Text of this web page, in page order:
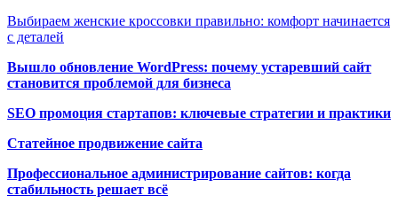
Выбираем женские кроссовки правильно: комфорт начинается
с деталей
Вышло обновление WordPress: почему устаревший сайт
становится проблемой для бизнеса
SEO промоция стартапов: ключевые стратегии и практики
Статейное продвижение сайта
Профессиональное администрирование сайтов: когда
стабильность решает всё